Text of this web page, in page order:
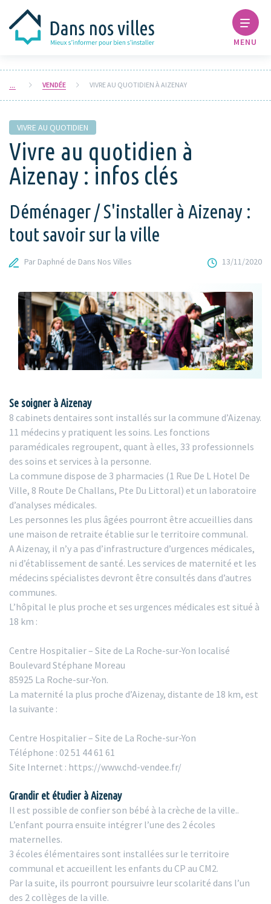
MENU
VENDÉE VIVRE AU QUOTIDIEN À AIZENAY
VIVRE AU QUOTIDIEN
Vivre au quotidien à
Aizenay : infos clés
Déménager / S'installer à Aizenay :
tout savoir sur la ville
Par Daphné de Dans Nos Villes 13/11/2020
Se soigner à Aizenay
8 cabinets dentaires sont installés sur la commune d’Aizenay.
11 médecins y pratiquent les soins. Les fonctions
paramédicales regroupent, quant à elles, 33 professionnels
des soins et services à la personne.
La commune dispose de 3 pharmacies (1 Rue De L Hotel De
Ville, 8 Route De Challans, Pte Du Littoral) et un laboratoire
d’analyses médicales.
Les personnes les plus âgées pourront être accueillies dans
une maison de retraite établie sur le territoire communal.
A Aizenay, il n’y a pas d’infrastructure d’urgences médicales,
ni d’établissement de santé. Les services de maternité et les
médecins spécialistes devront être consultés dans d’autres
communes.
L’hôpital le plus proche et ses urgences médicales est situé à
18 km :
Centre Hospitalier – Site de La Roche-sur-Yon localisé
Boulevard Stéphane Moreau
85925 La Roche-sur-Yon.
La maternité la plus proche d’Aizenay, distante de 18 km, est
la suivante :
Centre Hospitalier – Site de La Roche-sur-Yon
Téléphone : 02 51 44 61 61
Site Internet : https://www.chd-vendee.fr/
Grandir et étudier à Aizenay
Il est possible de confier son bébé à la crèche de la ville..
L’enfant pourra ensuite intégrer l’une des 2 écoles
maternelles.
3 écoles élémentaires sont installées sur le territoire
communal et accueillent les enfants du CP au CM2.
Par la suite, ils pourront poursuivre leur scolarité dans l’un
des 2 collèges de la ville.